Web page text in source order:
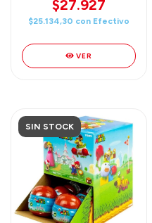
$27.927
$25.134,30 con Efectivo
VER
SIN STOCK